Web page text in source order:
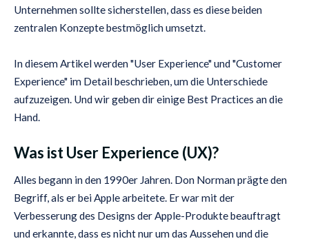
Unternehmen sollte sicherstellen, dass es diese beiden
zentralen Konzepte bestmöglich umsetzt.
In diesem Artikel werden "User Experience" und "Customer
Experience" im Detail beschrieben, um die Unterschiede
aufzuzeigen. Und wir geben dir einige Best Practices an die
Hand.
Was ist User Experience (UX)?
Alles begann in den 1990er Jahren. Don Norman prägte den
Begriff, als er bei Apple arbeitete. Er war mit der
Verbesserung des Designs der Apple-Produkte beauftragt
und erkannte, dass es nicht nur um das Aussehen und die